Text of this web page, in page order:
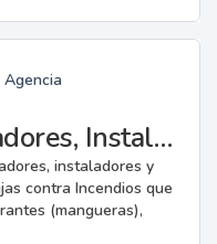
Agencia
Fabricantes, Reparadores, Instaladores y Mantenedores de Instalaciones Fijas contra Incendios.
instaladores y
contra Incendios que
(mangueras),